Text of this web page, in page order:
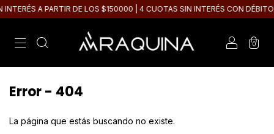
A PARTIR DE LOS $150000 | 4 CUOTAS SIN INTERÉS CON DÉBITO
0
Error - 404
La página que estás buscando no existe.